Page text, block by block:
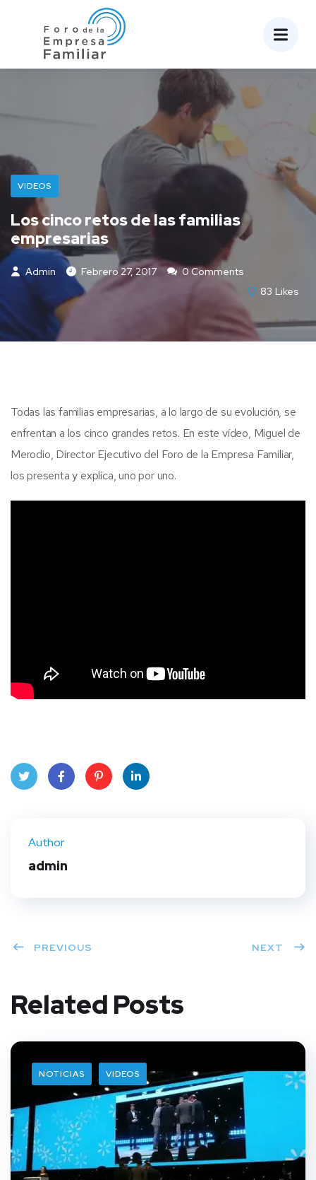
VIDEOS
Los cinco retos de las familias
empresarias
Admin Febrero 27, 2017
0 Comments
83 Likes
Todas las familias empresarias, a lo largo de su evolución, se
enfrentan a los cinco grandes retos. En este vídeo, Miguel de
Merodio, Director Ejecutivo del Foro de la Empresa Familiar,
los presenta y explica, uno por uno.
Author
admin
PREVIOUS NEXT
Related Posts
NOTICIAS VIDEOS